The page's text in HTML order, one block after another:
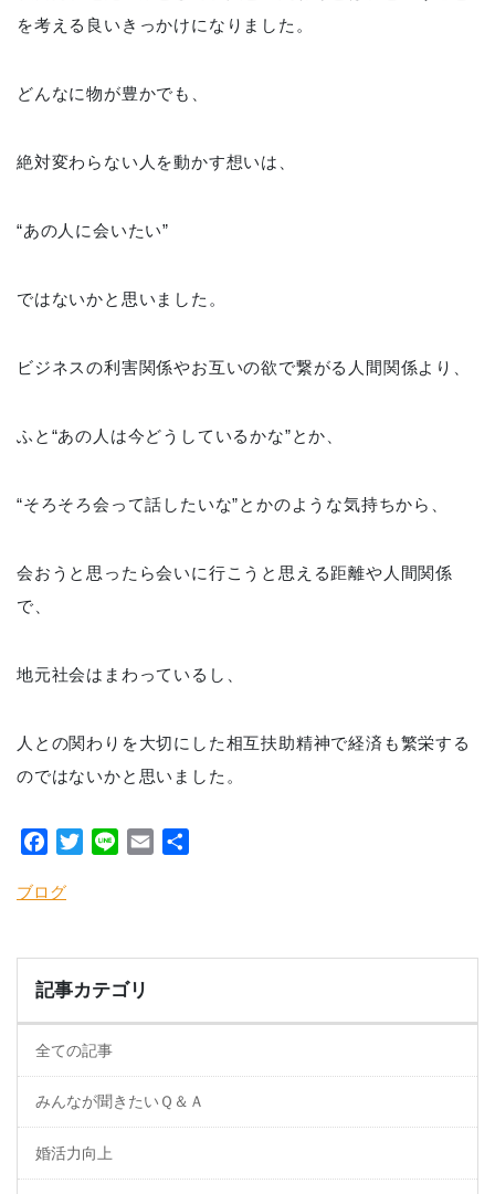
を考える良いきっかけになりました。
どんなに物が豊かでも、
絶対変わらない人を動かす想いは、
“あの人に会いたい”
ではないかと思いました。
ビジネスの利害関係やお互いの欲で繋がる人間関係より、
ふと“あの人は今どうしているかな”とか、
“そろそろ会って話したいな”とかのような気持ちから、
会おうと思ったら会いに行こうと思える距離や人間関係
で、
地元社会はまわっているし、
人との関わりを大切にした相互扶助精神で経済も繁栄する
のではないかと思いました。
Facebook
TwitterLine Email
ブログ
記事カテゴリ
全ての記事
みんなが聞きたいＱ＆Ａ
婚活力向上